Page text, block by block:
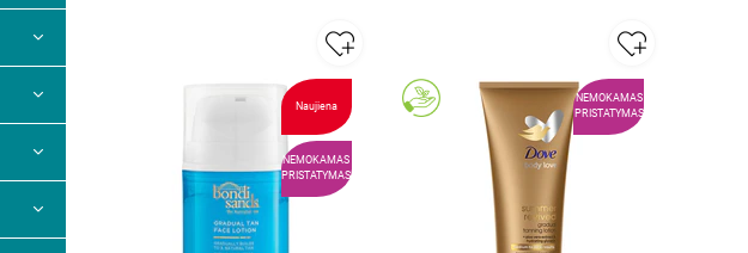
Naujiena
NEMOKAMAS
PRISTATYMAS
NEMOKAMAS
PRISTATYMAS